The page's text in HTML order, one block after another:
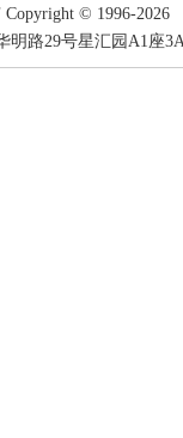
Copyright © 1996-2026
路29号星汇园A1座